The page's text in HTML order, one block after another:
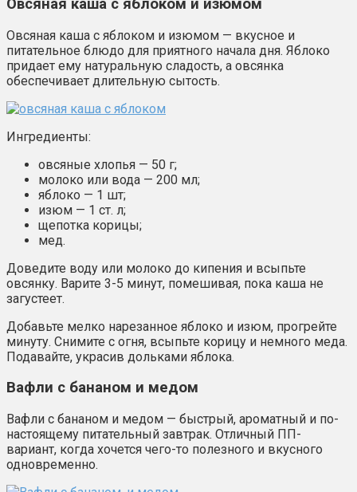
Овсяная каша с яблоком и изюмом
Овсяная каша с яблоком и изюмом — вкусное и
питательное блюдо для приятного начала дня. Яблоко
придает ему натуральную сладость, а овсянка
обеспечивает длительную сытость.
Ингредиенты:
овсяные хлопья — 50 г;
молоко или вода — 200 мл;
яблоко — 1 шт;
изюм — 1 ст. л;
щепотка корицы;
мед.
Доведите воду или молоко до кипения и всыпьте
овсянку. Варите 3-5 минут, помешивая, пока каша не
загустеет.
Добавьте мелко нарезанное яблоко и изюм, прогрейте
минуту. Снимите с огня, всыпьте корицу и немного меда.
Подавайте, украсив дольками яблока.
Вафли с бананом и медом
Вафли с бананом и медом — быстрый, ароматный и по-
настоящему питательный завтрак. Отличный ПП-
вариант, когда хочется чего-то полезного и вкусного
одновременно.